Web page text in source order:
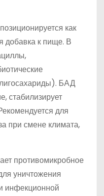
как
добавка к пище. В
БАД
стабилизирует
для
при смене климата,
противомикробное
уничтожения
инфекционной